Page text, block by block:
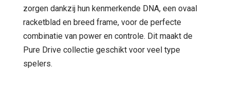
zorgen dankzij hun kenmerkende DNA, een ovaal
racketblad en breed frame, voor de perfecte
combinatie van power en controle. Dit maakt de
Pure Drive collectie geschikt voor veel type
spelers.